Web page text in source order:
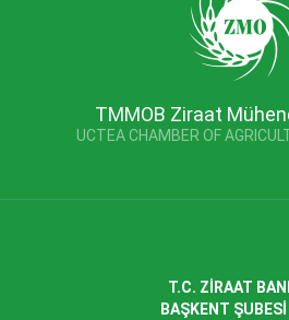
TMMOB Ziraat
UCTEA CHAMBER OF
T.C. ZİRAAT
BAŞKENT